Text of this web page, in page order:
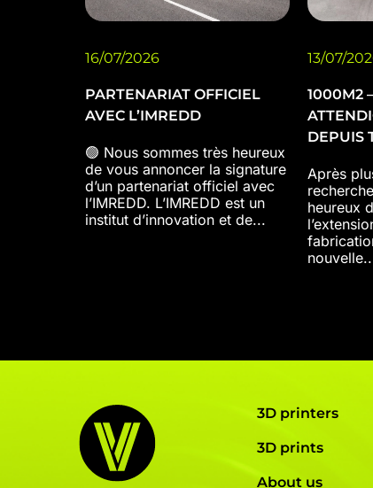
16/07/2026
PARTENARIAT OFFICIEL
AVEC L’IMREDD
🟢 Nous sommes très heureux
de vous annoncer la signature
d’un partenariat officiel avec
l’IMREDD. L’IMREDD est un
institut d’innovation et de...
13/07/
1000M2
DEPUIS
Après
heureux
3D printers
3D prints
About us